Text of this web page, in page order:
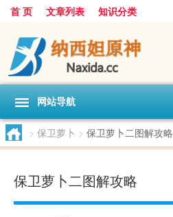
首 页 文章列表 知识分类
网站导航
> 保卫萝卜 > 保卫萝卜二图解攻略
保卫萝卜二图解攻略